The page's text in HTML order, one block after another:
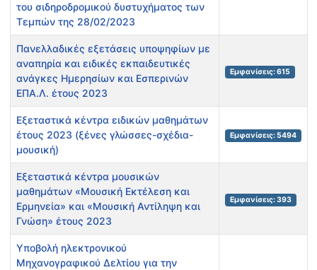
του σιδηροδρομικού δυστυχήματος των
Τεμπών της 28/02/2023
Πανελλαδικές εξετάσεις υποψηφίων με
αναπηρία και ειδικές εκπαιδευτικές
ανάγκες Ημερησίων και Εσπερινών
ΕΠΑ.Λ. έτους 2023
Εμφανίσεις: 615
Εξεταστικά κέντρα ειδικών μαθημάτων
έτους 2023 (ξένες γλώσσες-σχέδια-
μουσική)
Εμφανίσεις: 5494
Εξεταστικά κέντρα μουσικών
μαθημάτων «Μουσική Εκτέλεση και
Ερμηνεία» και «Μουσική Αντίληψη και
Γνώση» έτους 2023
Εμφανίσεις: 393
Υποβολή ηλεκτρονικού
Μηχανογραφικού Δελτίου για την